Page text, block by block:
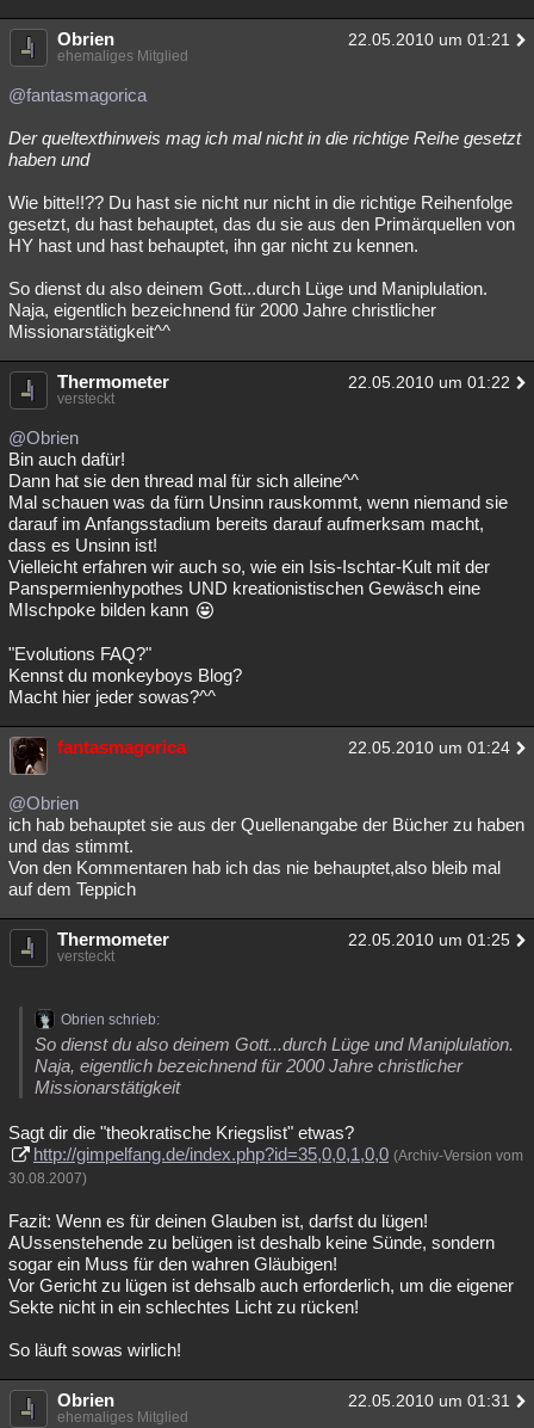
Obrien 22.05.2010 um 01:21
ehemaliges Mitglied
@fantasmagorica
Der queltexthinweis mag ich mal nicht in die richtige Reihe gesetzt
haben und
Wie bitte!!?? Du hast sie nicht nur nicht in die richtige Reihenfolge
gesetzt, du hast behauptet, das du sie aus den Primärquellen von
HY hast und hast behauptet, ihn gar nicht zu kennen.
So dienst du also deinem Gott...durch Lüge und Maniplulation.
Naja, eigentlich bezeichnend für 2000 Jahre christlicher
Missionarstätigkeit^^
Thermometer 22.05.2010 um 01:22
versteckt
@Obrien
Bin auch dafür!
Dann hat sie den thread mal für sich alleine^^
Mal schauen was da fürn Unsinn rauskommt, wenn niemand sie
darauf im Anfangsstadium bereits darauf aufmerksam macht,
dass es Unsinn ist!
Vielleicht erfahren wir auch so, wie ein Isis-Ischtar-Kult mit der
Panspermienhypothes UND kreationistischen Gewäsch eine
MIschpoke bilden kann
"Evolutions FAQ?"
Kennst du monkeyboys Blog?
Macht hier jeder sowas?^^
fantasmagorica 22.05.2010 um 01:24
@Obrien
ich hab behauptet sie aus der Quellenangabe der Bücher zu haben
und das stimmt.
Von den Kommentaren hab ich das nie behauptet,also bleib mal
auf dem Teppich
Thermometer 22.05.2010 um 01:25
versteckt
Obrien schrieb:
So dienst du also deinem Gott...durch Lüge und Maniplulation.
Naja, eigentlich bezeichnend für 2000 Jahre christlicher
Missionarstätigkeit
Sagt dir die "theokratische Kriegslist" etwas?
http://gimpelfang.de/index.php?id=35,0,0,1,0,0 (Archiv-Version vom
30.08.2007)
Fazit: Wenn es für deinen Glauben ist, darfst du lügen!
AUssenstehende zu belügen ist deshalb keine Sünde, sondern
sogar ein Muss für den wahren Gläubigen!
Vor Gericht zu lügen ist dehsalb auch erforderlich, um die eigener
Sekte nicht in ein schlechtes Licht zu rücken!
So läuft sowas wirlich!
Obrien 22.05.2010 um 01:31
ehemaliges Mitglied